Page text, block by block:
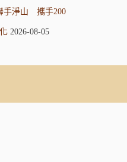
手淨山 攜手200
2026-08-05